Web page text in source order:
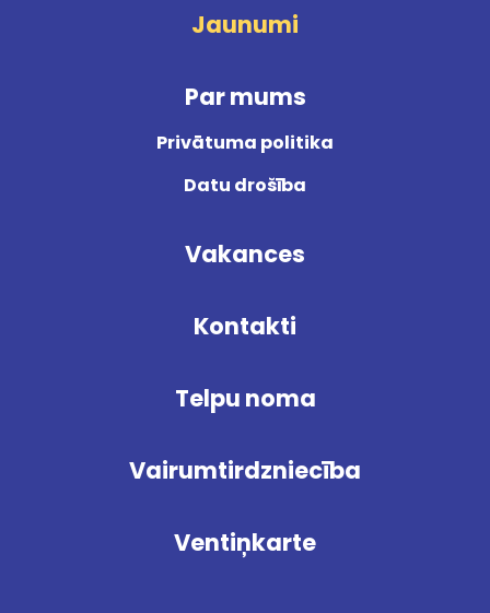
Jaunumi
Par mums
Privātuma politika
Datu drošība
Vakances
Kontakti
Telpu noma
Vairumtirdzniecība
Ventiņkarte